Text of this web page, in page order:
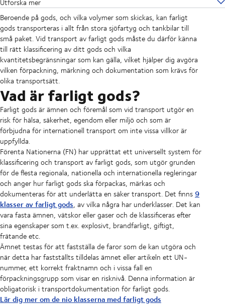
Utforska mer
Beroende på gods, och vilka volymer som skickas, kan farligt
gods transporteras i allt från stora sjöfartyg och tankbilar till
små paket. Vid transport av farligt gods måste du därför känna
till rätt klassificering av ditt gods och vilka
kvantitetsbegränsningar som kan gälla, vilket hjälper dig avgöra
vilken förpackning, märkning och dokumentation som krävs för
olika transportsätt.
Vad är farligt gods?
Farligt gods är ämnen och föremål som vid transport utgör en
risk för hälsa, säkerhet, egendom eller miljö och som är
förbjudna för internationell transport om inte vissa villkor är
uppfyllda.
Förenta Nationerna (FN) har upprättat ett universellt system för
klassificering och transport av farligt gods, som utgör grunden
för de flesta regionala, nationella och internationella regleringar
och anger hur farligt gods ska förpackas, märkas och
dokumenteras för att underlätta en säker transport. Det finns 9
klasser av farligt gods, av vilka några har underklasser. Det kan
vara fasta ämnen, vätskor eller gaser och de klassificeras efter
sina egenskaper som t.ex. explosivt, brandfarligt, giftigt,
frätande etc.
Ämnet testas för att fastställa de faror som de kan utgöra och
när detta har fastställts tilldelas ämnet eller artikeln ett UN-
nummer, ett korrekt fraktnamn och i vissa fall en
förpackningsgrupp som visar en risknivå. Denna information är
obligatorisk i transportdokumentation för farligt gods.
Lär dig mer om de nio klasserna med farligt gods